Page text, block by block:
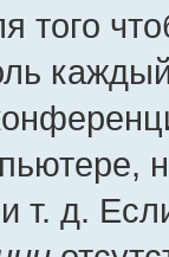
того
т. д.